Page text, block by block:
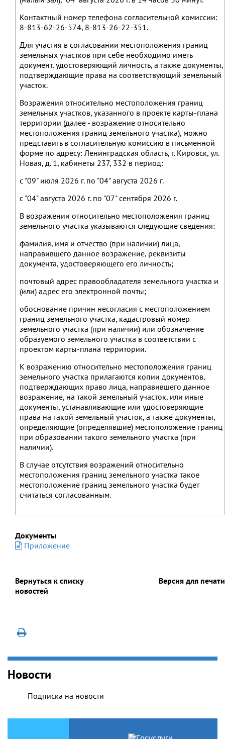
Контактный номер телефона согласительной комиссии:
8-813-62-26-574, 8-813-26-22-351.
Для участия в согласовании местоположения границ
земельных участков при себе необходимо иметь
документ, удостоверяющий личность, а также документы,
подтверждающие права на соответствующий земельный
участок.
Возражения относительно местоположения границ
земельных участков, указанного в проекте карты-плана
территории (далее - возражение относительно
местоположения границ земельного участка), можно
представить в согласительную комиссию в письменной
форме по адресу: Ленинградская область, г. Кировск, ул.
Новая, д. 1, кабинеты 237, 332 в период:
с "09" июля 2026 г. по "04" августа 2026 г.
с "04" августа 2026 г. по "07" сентября 2026 г.
В возражении относительно местоположения границ
земельного участка указываются следующие сведения:
фамилия, имя и отчество (при наличии) лица,
направившего данное возражение, реквизиты
документа, удостоверяющего его личность;
почтовый адрес правообладателя земельного участка и
(или) адрес его электронной почты;
обоснование причин несогласия с местоположением
границ земельного участка, кадастровый номер
земельного участка (при наличии) или обозначение
образуемого земельного участка в соответствии с
проектом карты-плана территории.
К возражению относительно местоположения границ
земельного участка прилагаются копии документов,
подтверждающих право лица, направившего данное
возражение, на такой земельный участок, или иные
документы, устанавливающие или удостоверяющие
права на такой земельный участок, а также документы,
определяющие (определявшие) местоположение границ
при образовании такого земельного участка (при
наличии).
В случае отсутствия возражений относительно
местоположения границ земельного участка такое
местоположение границ земельного участка будет
считаться согласованным.
Документы
Приложение
Вернуться к списку
новостей
Версия для печати
Новости
Подписка на новости